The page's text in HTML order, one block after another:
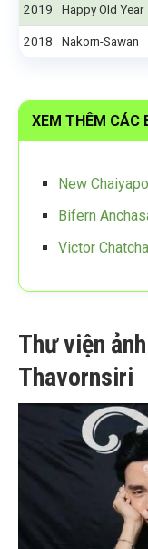
2019 Happy Old Year
2018 Nakorn-Sawan
XEM THÊM CÁC
New
Bifern
Victor
Thư viện
Thavornsiri